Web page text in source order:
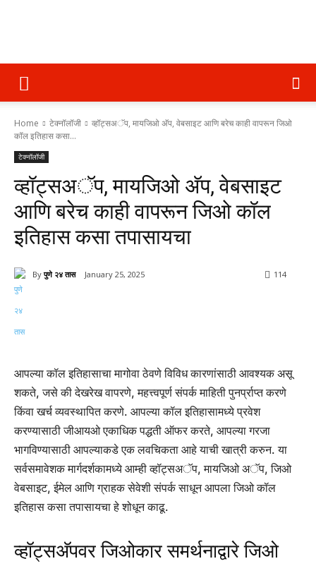
पुणे
२४
तास
Home टेक्नॉलॉजी
व्हॉट्सअॅप, मायजिओ अ‍ॅप, वेबसाइट आणि बरेच काही वापरून जिओ
कॉल इतिहास कसा...
टेक्नॉलॉजी
व्हॉट्सअॅप, मायजिओ अ‍ॅप, वेबसाइट
आणि बरेच काही वापरून जिओ कॉल
इतिहास कसा तपासायचा
By पुणे २४ तास January 25, 2025 114
आपल्या कॉल इतिहासाचा मागोवा ठेवणे विविध कारणांसाठी आवश्यक असू
शकते, जसे की देखरेख वापरणे, महत्त्वपूर्ण संपर्क माहिती पुनर्प्राप्त करणे
किंवा खर्च व्यवस्थापित करणे. आपल्या कॉल इतिहासामध्ये प्रवेश
करण्यासाठी जीआयओ एकाधिक पद्धती ऑफर करते, आपल्या गरजा
भागविण्यासाठी आपल्याकडे एक लवचिकता आहे याची खात्री करुन. या
सर्वसमावेशक मार्गदर्शकामध्ये आम्ही व्हॉट्सअॅप, मायजिओ अॅप, जिओ
वेबसाइट, ईमेल आणि ग्राहक सेवेशी संपर्क साधून आपला जिओ कॉल
इतिहास कसा तपासायचा हे शोधून काढू.
व्हॉट्सअ‍ॅपवर जिओकार समर्थनाद्वारे जिओ